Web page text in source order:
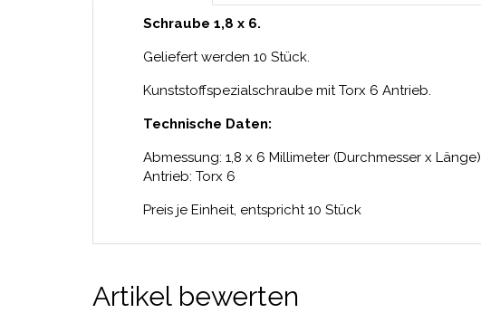
Schraube 1,8 x 6.
Geliefert werden 10 Stück.
Kunststoffspezialschraube mit Torx 6 Antrieb.
Technische Daten:
Abmessung: 1,8 x 6 Millimeter (Durchmesser x Länge)
Antrieb: Torx 6
Preis je Einheit, entspricht 10 Stück
Artikel bewerten